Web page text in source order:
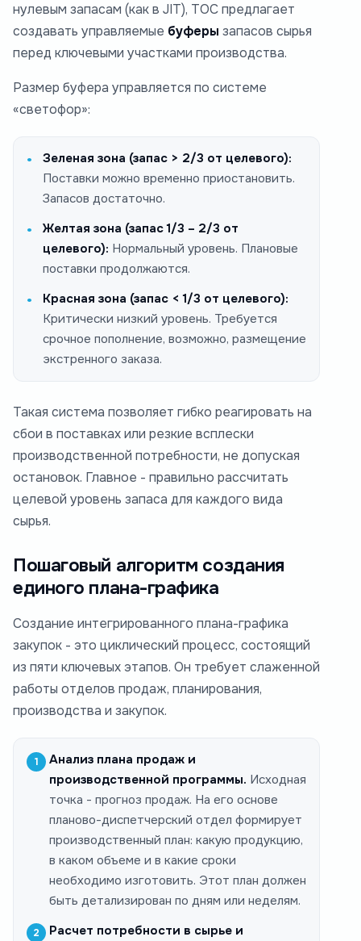
нулевым запасам (как в JIT), TOC предлагает
создавать управляемые буферы запасов сырья
перед ключевыми участками производства.
Размер буфера управляется по системе
«светофор»:
Зеленая зона (запас > 2/3 от целевого):
Поставки можно временно приостановить.
Запасов достаточно.
Желтая зона (запас 1/3 – 2/3 от
целевого): Нормальный уровень. Плановые
поставки продолжаются.
Красная зона (запас < 1/3 от целевого):
Критически низкий уровень. Требуется
срочное пополнение, возможно, размещение
экстренного заказа.
Такая система позволяет гибко реагировать на
сбои в поставках или резкие всплески
производственной потребности, не допуская
остановок. Главное - правильно рассчитать
целевой уровень запаса для каждого вида
сырья.
Пошаговый алгоритм создания
единого плана-графика
Создание интегрированного плана-графика
закупок - это циклический процесс, состоящий
из пяти ключевых этапов. Он требует слаженной
работы отделов продаж, планирования,
производства и закупок.
Анализ плана продаж и
производственной программы. Исходная
точка - прогноз продаж. На его основе
планово-диспетчерский отдел формирует
производственный план: какую продукцию,
в каком объеме и в какие сроки
необходимо изготовить. Этот план должен
быть детализирован по дням или неделям.
Расчет потребности в сырье и